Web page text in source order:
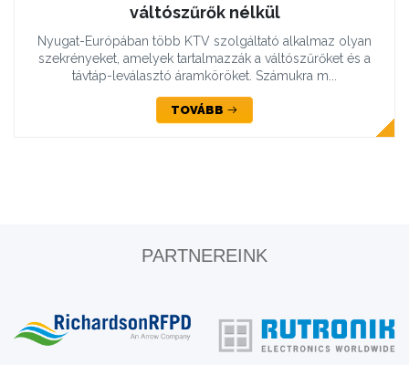
váltószűrők nélkül
Nyugat-Európában több KTV szolgáltató alkalmaz olyan
szekrényeket, amelyek tartalmazzák a váltószűrőket és a
távtáp-leválasztó áramköröket. Számukra m...
TOVÁBB
PARTNEREINK